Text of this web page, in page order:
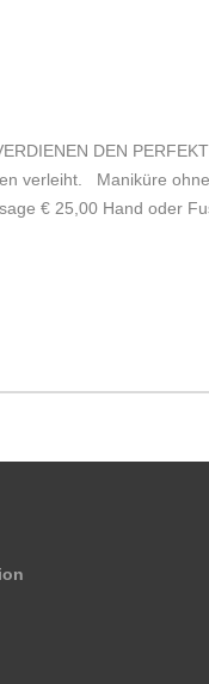
DEN
verleiht. Maniküre
€ 25,00 Hand oder